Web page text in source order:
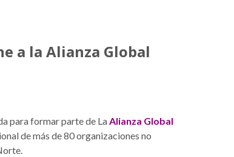
a la Alianza Global
para formar parte de LaAlianza Global
de más de 80 organizaciones no